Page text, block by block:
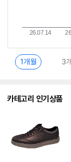
1개월 3
카테고리 인기상품